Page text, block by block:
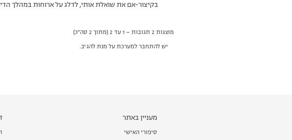
בקיצור-אם את שואלת אותי, לדלג על ארוחות במהלך
מוצגות 2 תגובות – 1 עד 2 (מתוך 2 סה״כ)
יש להתחבר למערכת על מנת להגיב.
מעניין באתר
סיפורי האישי